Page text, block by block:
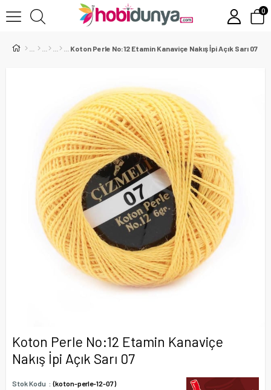
0
Koton Perle No:12 Etamin Kanaviçe Nakış İpi Açık Sarı 07
Koton Perle No:12 Etamin Kanaviçe
Nakış İpi Açık Sarı 07
Stok Kodu (koton-perle-12-07)